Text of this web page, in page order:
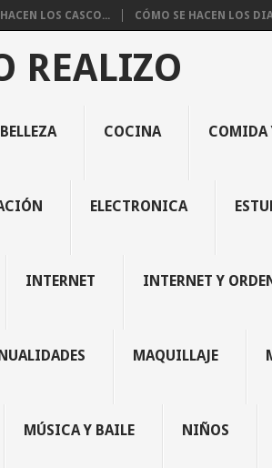
LOS CASCO... CÓMO SE HACEN LOS
REALIZO
BELLEZA COCINA COMIDA
ELECTRONICA
INTERNET INTERNET Y
MAQUILLAJE
MÚSICA Y BAILE NIÑOS